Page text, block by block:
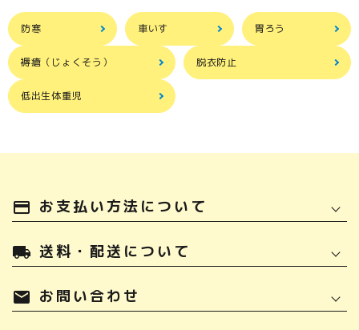
防寒 車いす 胃ろう
褥瘡（じょくそう） 脱衣防止
低出生体重児
payment お支払い方法について
local_shipping 送料・配送について
mail お問い合わせ